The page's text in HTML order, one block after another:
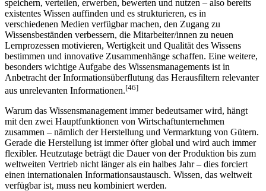
speichern, verteilen, erwerben, bewerten und nutzen – also bereits
existentes Wissen auffinden und es strukturieren, es in
verschiedenen Medien verfügbar machen, den Zugang zu
Wissensbeständen verbessern, die Mitarbeiter/innen zu neuen
Lernprozessen motivieren, Wertigkeit und Qualität des Wissens
bestimmen und innovative Zusammenhänge schaffen. Eine weitere,
besonders wichtige Aufgabe des Wissensmanagements ist in
Anbetracht der Informationsüberflutung das Herausfiltern relevanter
aus unrelevanten Informationen.[46]
Warum das Wissensmanagement immer bedeutsamer wird, hängt
mit den zwei Hauptfunktionen von Wirtschaftunternehmen
zusammen – nämlich der Herstellung und Vermarktung von Gütern.
Gerade die Herstellung ist immer öfter global und wird auch immer
flexibler. Heutzutage beträgt die Dauer von der Produktion bis zum
weltweiten Vertrieb nicht länger als ein halbes Jahr – dies forciert
einen internationalen Informationsaustausch. Wissen, das weltweit
verfügbar ist, muss neu kombiniert werden.